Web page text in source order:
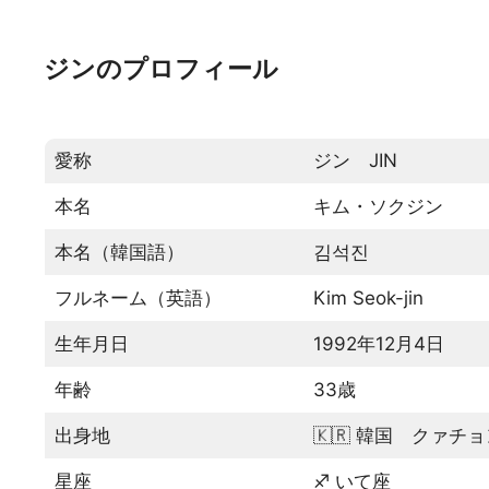
ジンのプロフィール
愛称 ジン JIN
本名 キム・ソクジン
本名（韓国語） 김석진
フルネーム（英語） Kim Seok-jin
生年月日 1992年12月4日
年齢 33歳
出身地 🇰🇷 韓国 クァチョ
星座 ♐ いて座